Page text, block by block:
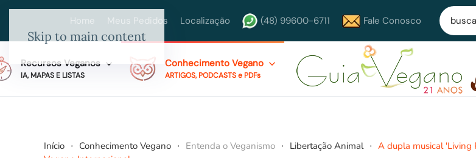
Skip to main content
Home Meus Pedidos Localização (48) 99600-6711 Fale Conosco
Recursos Veganos
IA, MAPAS E LISTAS
Conhecimento Vegano
ARTIGOS, PODCASTS e PDFs
Início Conhecimento Vegano Entenda o Veganismo Libertação Animal
A dupla musical 'Living